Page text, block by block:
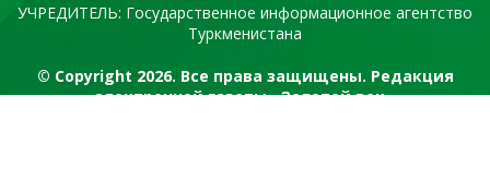
УЧРЕДИТЕЛЬ: Государственное информационное агентство
Туркменистана
© Copyright 2026. Все права защищены. Редакция
электронной газеты «Золотой век»